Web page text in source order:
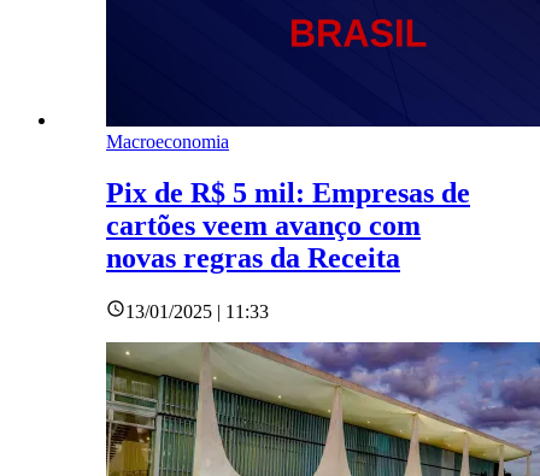
Macroeconomia
Pix de R$ 5 mil: Empresas de
cartões veem avanço com
novas regras da Receita
13/01/2025 | 11:33